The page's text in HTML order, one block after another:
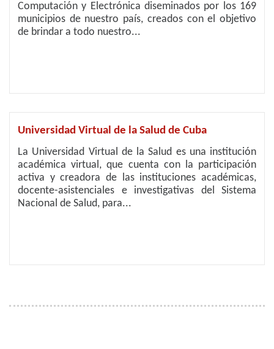
Computación y Electrónica diseminados por los 169
municipios de nuestro país, creados con el objetivo
de brindar a todo nuestro...
Universidad Virtual de la Salud de Cuba
La Universidad Virtual de la Salud es una institución
académica virtual, que cuenta con la participación
activa y creadora de las instituciones académicas,
docente-asistenciales e investigativas del Sistema
Nacional de Salud, para...